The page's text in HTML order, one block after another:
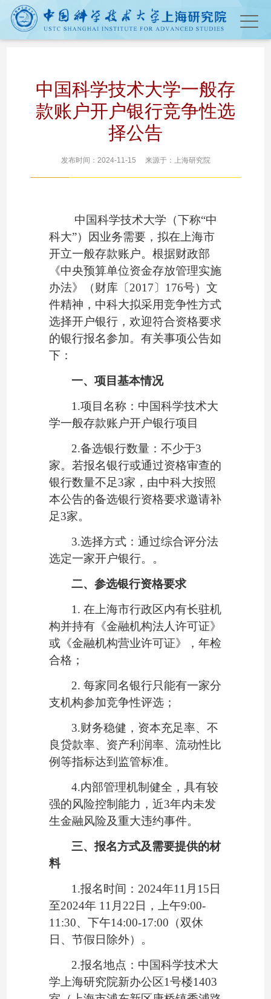
中国科学技术大学一般存
款账户开户银行竞争性选
择公告
发布时间：2024-11-15 来源于：上海研究院
中国科学技术大学（下称“中
科大”）因业务需要，拟在上海市
开立一般存款账户。根据财政部
《中央预算单位资金存放管理实施
办法》（财库〔2017〕176号）文
件精神，中科大拟采用竞争性方式
选择开户银行，欢迎符合资格要求
的银行报名参加。有关事项公告如
下：
一、项目基本情况
1 .项目名称：中国科学技术大
学一般存款账户开户银行项目
2.备选银行数量：不少于3
家。若报名银行或通过资格审查的
银行数量不足3家，由中科大按照
本公告的备选银行资格要求邀请补
足3家。
3.选择方式：通过综合评分法
选定一家开户银行。。
二、参选银行资格要求
1. 在上海市行政区内有长驻机
构并持有《金融机构法人许可证》
或《金融机构营业许可证》，年检
合格；
2.每家同名银行只能有一家分
支机构参加竞争性评选；
3.财务稳健，资本充足率、不
良贷款率、资产利润率、流动性比
例等指标达到监管标准。
4.内部管理机制健全，具有较
强的风险控制能力，近3年内未发
生金融风险及重大违约事件。
三、报名方式及需要提供的材
料
1.报名时间：2024年11 月 15日
至2024年 11 月 22日，上午9:00-
11:30、下午14:00-17:00（双休
日、节假日除外）。
2.报名地点：中国科学技术大
学上海研究院新办公区1号楼1403